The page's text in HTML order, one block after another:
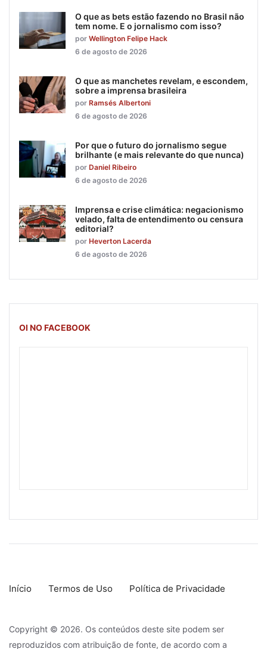
O que as bets estão fazendo no Brasil não
tem nome. E o jornalismo com isso?
por Wellington Felipe Hack
6 de agosto de 2026
O que as manchetes revelam, e escondem,
sobre a imprensa brasileira
por Ramsés Albertoni
6 de agosto de 2026
Por que o futuro do jornalismo segue
brilhante (e mais relevante do que nunca)
por Daniel Ribeiro
6 de agosto de 2026
Imprensa e crise climática: negacionismo
velado, falta de entendimento ou censura
editorial?
por Heverton Lacerda
6 de agosto de 2026
OI NO FACEBOOK
Início Termos de Uso Política de Privacidade
Copyright © 2026. Os conteúdos deste site podem ser
reproduzidos com atribuição de fonte, de acordo com a